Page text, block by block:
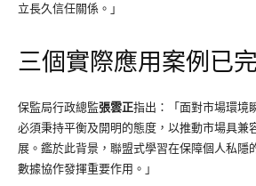
立長久信任關係。」
三個實際應用案例已
保監局行政總監張雲正指出：「面對市場環境
必須秉持平衡及開明的態度，以推動市場具兼
展。鑑於此背景，聯盟式學習在保障個人私隱
數據協作發揮重要作用。」